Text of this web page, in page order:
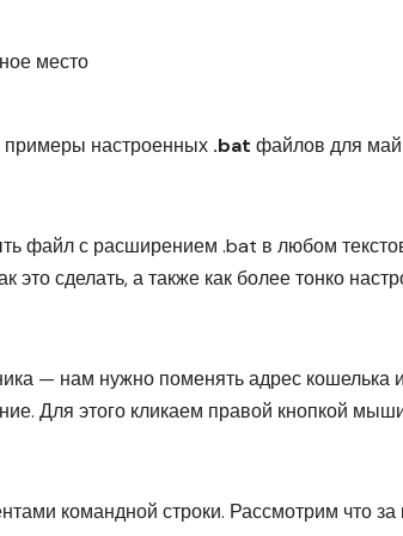
место
примеры настроенных .bat файлов для
файл с расширением .bat в любом
сделать, а также как более тонко
— нам нужно поменять адрес кошелька
Для этого кликаем правой кнопкой
командной строки. Рассмотрим что